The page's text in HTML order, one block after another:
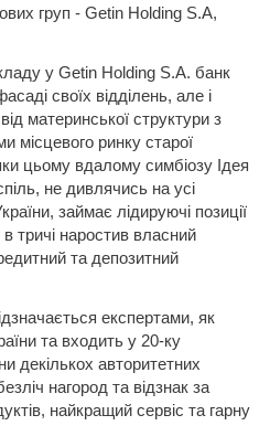
груп - Getin Holding S.A,
у Getin Holding S.A. банк
своїх відділень, але і
материнської структури з
місцевого ринку старої
цьому вдалому симбіозу Ідея
не дивлячись на усі
займає лідируючі позиції
в тричі наростив власний
та депозитний
експертами, як
та входить у 20-ку
декількох авторитетних
нагород та відзнак за
найкращий сервіс та гарну